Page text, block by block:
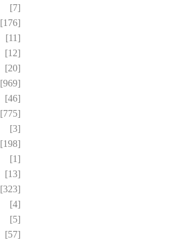
[7]
[176]
[11]
[12]
[20]
[969]
[46]
[775]
[3]
[198]
[1]
[13]
[323]
[4]
[5]
[57]